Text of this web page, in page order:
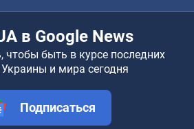
в Google News
чтобы быть в курсе последних
Украины и мира сегодня
Подписаться